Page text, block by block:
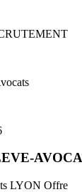
LYON Offre